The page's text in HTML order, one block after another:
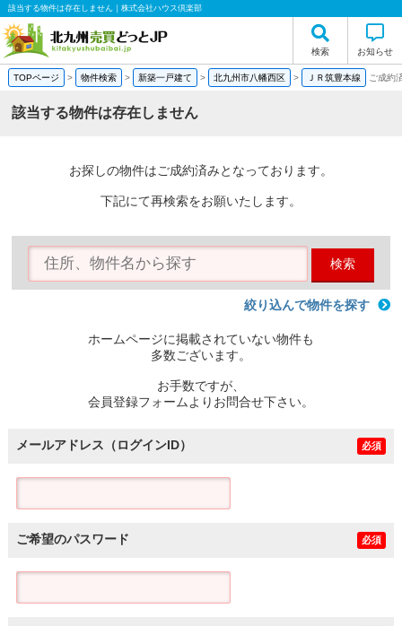
該当する物件は存在しません｜株式会社ハウス倶楽部
検索 お知らせ
TOPページ > 物件検索 > 新築一戸建て > 北九州市八幡西区 > ＪＲ筑豊本線 ご成約
該当する物件は存在しません
お探しの物件はご成約済みとなっております。
下記にて再検索をお願いたします。
検索
絞り込んで物件を探す
ホームページに掲載されていない物件も
多数ございます。
お手数ですが、
会員登録フォームよりお問合せ下さい。
メールアドレス（ログインID） 必須
ご希望のパスワード 必須